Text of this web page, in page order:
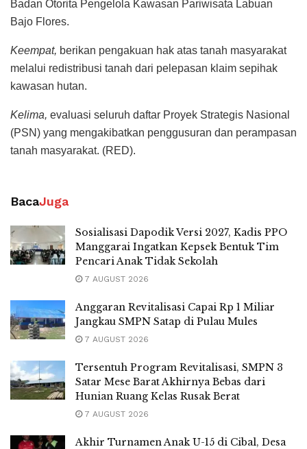
Badan Otorita Pengelola Kawasan Pariwisata Labuan
Bajo Flores.
Keempat, berikan pengakuan hak atas tanah masyarakat
melalui redistribusi tanah dari pelepasan klaim sepihak
kawasan hutan.
Kelima, evaluasi seluruh daftar Proyek Strategis Nasional
(PSN) yang mengakibatkan penggusuran dan perampasan
tanah masyarakat. (RED).
BacaJuga
Sosialisasi Dapodik Versi 2027, Kadis PPO
Manggarai Ingatkan Kepsek Bentuk Tim
Pencari Anak Tidak Sekolah
7 AUGUST 2026
Anggaran Revitalisasi Capai Rp 1 Miliar
Jangkau SMPN Satap di Pulau Mules
7 AUGUST 2026
Tersentuh Program Revitalisasi, SMPN 3
Satar Mese Barat Akhirnya Bebas dari
Hunian Ruang Kelas Rusak Berat
7 AUGUST 2026
Akhir Turnamen Anak U-15 di Cibal, Desa